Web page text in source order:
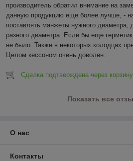
производитель обратил внимание на
данную продукцию еще более лучше, -
поставлять манжеты нужного диаметра,
разного диаметра. Если бы еще
не было. Также в некоторых колодцах
Целом кессоном очень доволен.
Сделка подтверждена через корзину
Показать все
О нас
Контакты